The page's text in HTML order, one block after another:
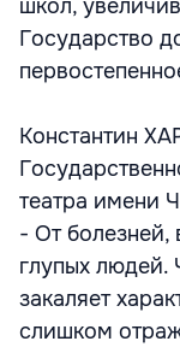
школ,
Государство
Константин
театра имени
- От болезней,
глупых людей.
закаляет
слишком